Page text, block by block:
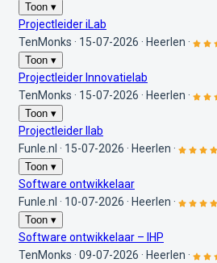
Toon ▾
Projectleider iLab
TenMonks · 15-07-2026 · Heerlen ·
Toon ▾
Projectleider Innovatielab
TenMonks · 15-07-2026 · Heerlen ·
Toon ▾
Projectleider Ilab
Funle.nl · 15-07-2026 · Heerlen ·
Toon ▾
Software ontwikkelaar
Funle.nl · 10-07-2026 · Heerlen ·
Toon ▾
Software ontwikkelaar – IHP
TenMonks · 09-07-2026 · Heerlen ·